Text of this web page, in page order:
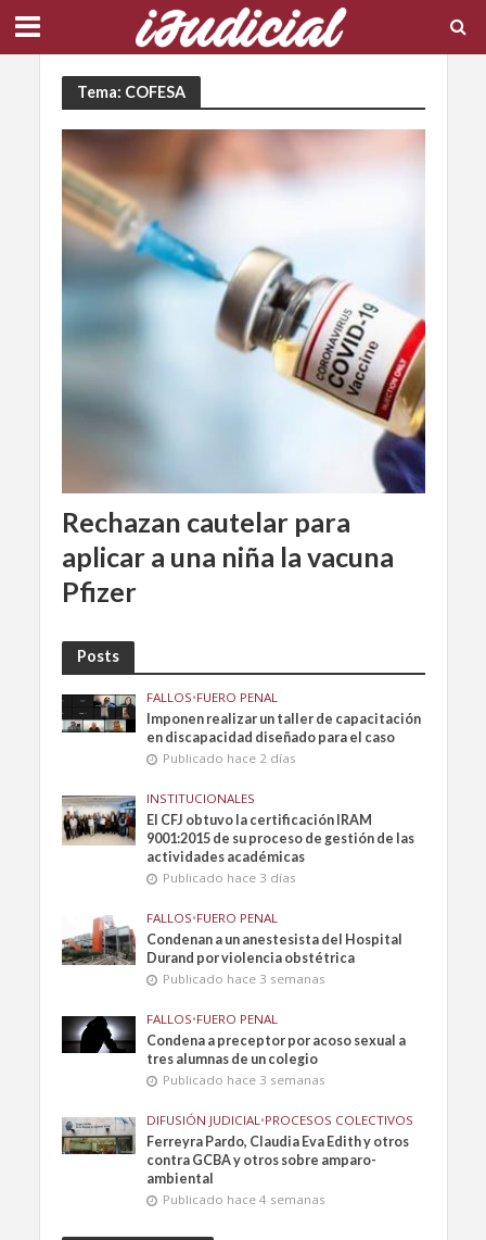
Tema: COFESA
Rechazan cautelar para
aplicar a una niña la vacuna
Pfizer
Posts
FALLOS•FUERO PENAL
Imponen realizar un taller de capacitación
en discapacidad diseñado para el caso
Publicado hace 2 días
INSTITUCIONALES
El CFJ obtuvo la certificación IRAM
9001:2015 de su proceso de gestión de las
actividades académicas
Publicado hace 3 días
FALLOS•FUERO PENAL
Condenan a un anestesista del Hospital
Durand por violencia obstétrica
Publicado hace 3 semanas
FALLOS•FUERO PENAL
Condena a preceptor por acoso sexual a
tres alumnas de un colegio
Publicado hace 3 semanas
DIFUSIÓN JUDICIAL•PROCESOS COLECTIVOS
Ferreyra Pardo, Claudia Eva Edith y otros
contra GCBA y otros sobre amparo-
ambiental
Publicado hace 4 semanas